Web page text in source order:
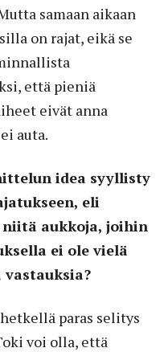
samaan aikaan
on rajat, eikä se
että pieniä
eivät anna
auta.
idea syyllisty
eli
aukkoja, joihin
ei ole vielä
paras selitys
voi olla, että